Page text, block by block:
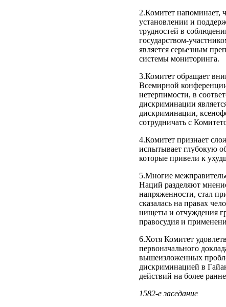
2.Комитет напоминает,
установлении и
трудностей в
государством-
является серьезным
системы мониторинга.
3.Комитет обращает
Всемирной
нетерпимости, в
дискриминации
дискриминации,
сотрудничать с
4.Комитет признает
испытывает глубокую
которые привели к
5.Многие
Наций разделяют
напряженности, стал
сказалась на правах
нищеты и отчуждения
правосудия и
6.Хотя Комитет
первоначального
вышеизложенных
дискриминацией в
действий на более
1582-е заседание